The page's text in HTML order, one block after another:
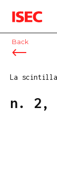
ISEC
Back
La
n. 2,